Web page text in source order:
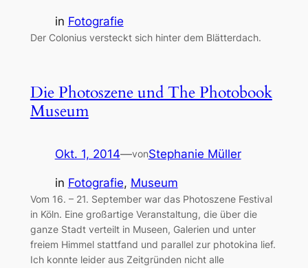
in Fotografie
Der Colonius versteckt sich hinter dem Blätterdach.
Die Photoszene und The Photobook
Museum
Okt. 1, 2014—vonStephanie Müller
in Fotografie, Museum
Vom 16. – 21. September war das Photoszene Festival
in Köln. Eine großartige Veranstaltung, die über die
ganze Stadt verteilt in Museen, Galerien und unter
freiem Himmel stattfand und parallel zur photokina lief.
Ich konnte leider aus Zeitgründen nicht alle